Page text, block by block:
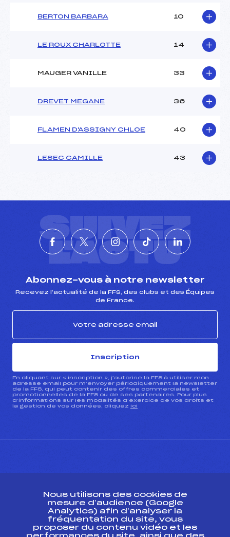
BERTON BARBARA 10
LE ROUX CHARLOTTE 14
MAUGER VANILLE 33
DREVET MEGANE 36
FLAMEN D'ASSIGNY CHLOE 40
LESEC CAMILLE 43
SUIVEZ
L'ACTU
Abonnez-vous à notre newsletter
Recevez l’actualité de la FFS, des clubs et des Équipes
de France.
Inscription
En cliquant sur « inscription », j’autorise la FFS à utiliser mon
adresse email pour m’envoyer périodiquement la newsletter
de la FFS, qui peut contenir des offres commerciales et
promotionnelles de la FFS ou de ses partenaires. Pour plus
d’informations sur les modalités d’exercice de vos droits et
la gestion de vos données, cliquez ici
Ressources
Nous utilisons des cookies de
mesure d’audience (Google
Analytics) afin d’analyser la
fréquentation du site, vous
proposer du contenu vidéo et les